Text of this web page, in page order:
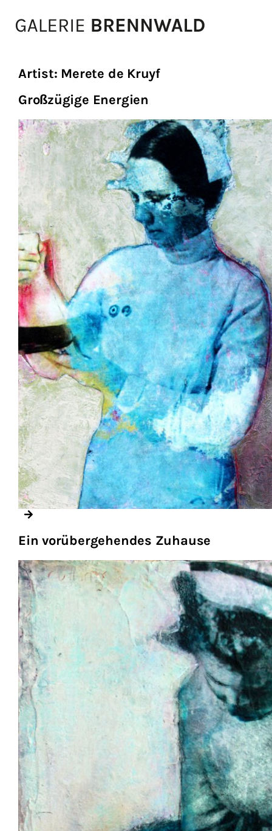
Artist: Merete de Kruyf
Großzügige Energien
Ein vorübergehendes Zuhause